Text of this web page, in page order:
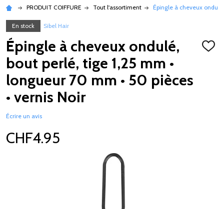
PRODUIT COIFFURE Tout l'assortiment Épingle à cheveux
En stock Sibel Hair
Épingle à cheveux ondulé,
bout perlé, tige 1,25 mm •
longueur 70 mm • 50 pièces
• vernis Noir
Écrire un avis
CHF4.95